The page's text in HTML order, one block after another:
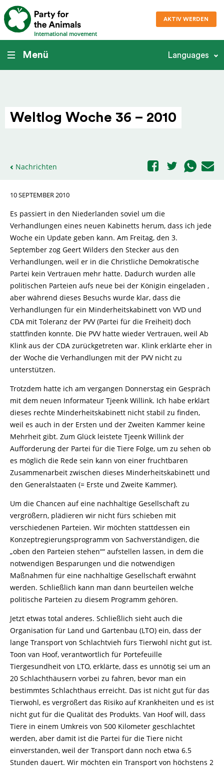
International movement
AKTIV WERDEN
Menü Languages
Weltlog Woche 36 – 2010
Nachrichten
10 SEPTEMBER 2010
Es passiert in den Niederlanden soviel um die
Verhandlungen eines neuen Kabinetts herum, dass ich jede
Woche ein Update geben kann. Am Freitag, den 3.
September zog Geert Wilders den Stecker aus den
Verhandlungen, weil er in die Christliche Demokratische
Partei kein Vertrauen mehr hatte. Dadurch wurden alle
politischen Parteien aufs neue bei der Königin eingeladen ,
aber während dieses Besuchs wurde klar, dass die
Verhandlungen für ein Minderheitskabinett von VVD und
CDA mit Toleranz der PVV (Partei für die Freiheit) doch
stattfinden konnte. Die PVV hatte wieder Vertrauen, weil Ab
Klink aus der CDA zurückgetreten war. Klink erklärte eher in
der Woche die Verhandlungen mit der PVV nicht zu
unterstützen.
Trotzdem hatte ich am vergangen Donnerstag ein Gespräch
mit dem neuen Informateur Tjeenk Willink. Ich habe erklärt
dieses rechte Minderheitskabinett nicht stabil zu finden,
weil es auch in der Ersten und der Zweiten Kammer keine
Mehrheit gibt. Zum Glück leistete Tjeenk Willink der
Aufforderung der Partei für die Tiere Folge, um zu sehen ob
es möglich die Rede sein kann von einer fruchtbaren
Zusammenarbeit zwischen dieses Minderheitskabinett und
den Generalstaaten (= Erste und Zweite Kammer).
Um die Chancen auf eine nachhaltige Gesellschaft zu
vergrößern, plädieren wir nicht fürs schieben mit
verschiedenen Parteien. Wir möchten stattdessen ein
Konzeptregierungsprogramm von Sachverständigen, die
„oben den Parteien stehen““ aufstellen lassen, in dem die
notwendigen Besparungen und die notwendigen
Maßnahmen für eine nachhaltige Gesellschaft erwähnt
werden. Schließlich kann man dann beurteilen welche
politische Parteien zu diesem Programm gehören.
Jetzt etwas total anderes. Schließlich sieht auch die
Organisation für Land und Gartenbau (LTO) ein, dass der
lange Transport von Schlachtvieh fürs Tierwohl nicht gut ist.
Toon van Hoof, verantwortlich für Portefeuille
Tiergesundheit von LTO, erklärte, dass es unnötig sei um an
20 Schlachthäusern vorbei zu fahren, bevor man ein
bestimmtes Schlachthaus erreicht. Das ist nicht gut für das
Tierwohl, es vergrößert das Risiko auf Krankheiten und es ist
nicht gut für die Qualität des Produkts. Van Hoof will, dass
Tiere in einem Umkreis von 500 Kilometer geschlachtet
werden, aber damit ist die Partei für die Tiere nicht
einverstanden, weil der Transport dann noch etwa 6.5
Stunden dauert. Wir möchten ein Transport von höchstens 2